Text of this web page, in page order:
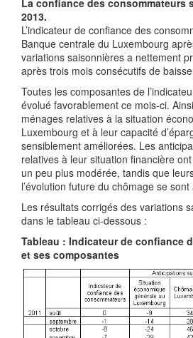
La confiance des consommateurs
2013.
L’indicateur de confiance des
Banque centrale du Luxembourg
variations saisonnières a nettement
après trois mois consécutifs de
Toutes les composantes de
évolué favorablement ce mois-ci.
ménages relatives à la situation
Luxembourg et à leur capacité
sensiblement améliorées. Les
relatives à leur situation financière
un peu plus modérée, tandis que
l’évolution future du chômage se
Les résultats corrigés des variations
dans le tableau ci-dessous :
Tableau : Indicateur de confiance
et ses composantes